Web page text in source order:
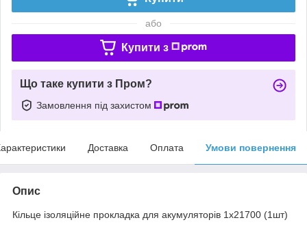
або
Купити з
Що таке купити з Пром?
Замовлення під захистом
Доставка Оплата Умови повернення
Опис
Кільце ізоляційне прокладка для акумуляторів 1х21700 (1шт)